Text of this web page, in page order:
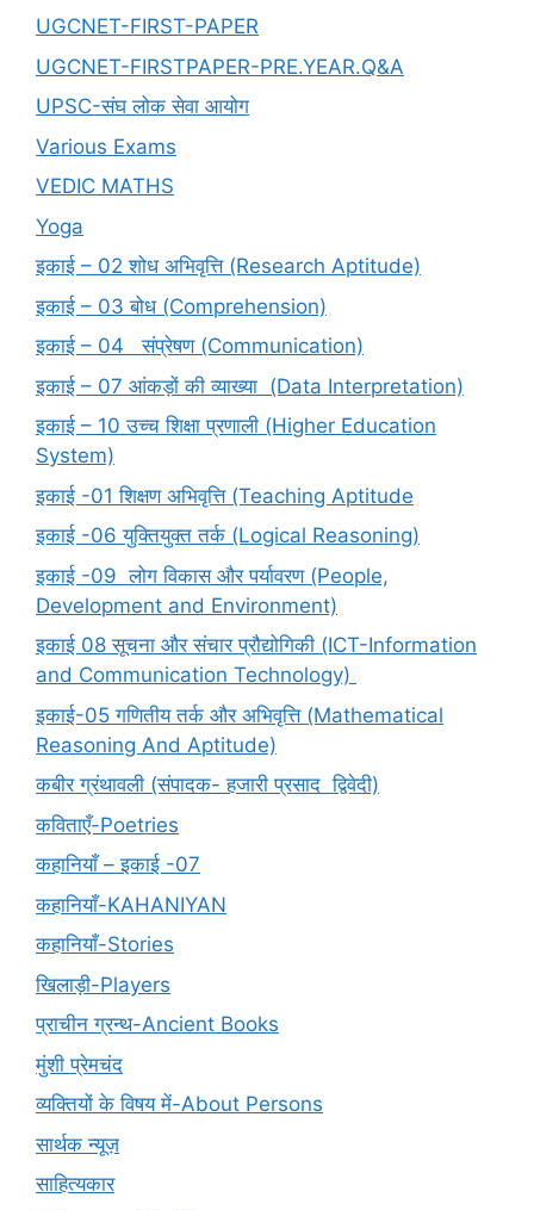
UGCNET-FIRST-PAPER
UGCNET-FIRSTPAPER-PRE.YEAR.Q&A
UPSC-संघ लोक सेवा आयोग
Various Exams
VEDIC MATHS
Yoga
इकाई – 02 शोध अभिवृत्ति (Research Aptitude)
इकाई – 03 बोध (Comprehension)
इकाई – 04 संप्रेषण (Communication)
इकाई – 07 आंकड़ों की व्याख्या (Data Interpretation)
इकाई – 10 उच्च शिक्षा प्रणाली (Higher Education
System)
इकाई -01 शिक्षण अभिवृत्ति (Teaching Aptitude
इकाई -06 युक्तियुक्त तर्क (Logical Reasoning)
इकाई -09 लोग विकास और पर्यावरण (People,
Development and Environment)
इकाई 08 सूचना और संचार प्रौद्योगिकी (ICT-Information
and Communication Technology)
इकाई-05 गणितीय तर्क और अभिवृत्ति (Mathematical
Reasoning And Aptitude)
कबीर ग्रंथावली (संपादक- हजारी प्रसाद द्विवेदी)
कविताएँ-Poetries
कहानियाँ – इकाई -07
कहानियाँ-KAHANIYAN
कहानियाँ-Stories
खिलाड़ी-Players
प्राचीन ग्रन्थ-Ancient Books
मुंशी प्रेमचंद
व्यक्तियों के विषय में-About Persons
सार्थक न्यूज़
साहित्यकार